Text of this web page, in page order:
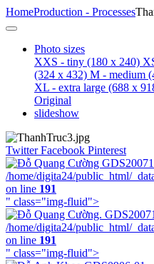
HomeProduction - Processes
Photo sizes
XXS - tiny (180 x 240)
(324 x 432) M - medium
XL - extra large (688 x
Original
slideshow
TwitterFacebook Pinterest
/home/digita24/public_html/
on line 191
" class="img-fluid">
/home/digita24/public_html/
on line 191
" class="img-fluid">